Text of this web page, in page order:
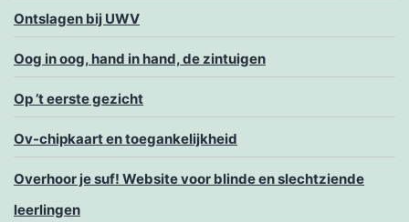
Ontslagen bij UWV
Oog in oog, hand in hand, de zintuigen
Op ’t eerste gezicht
Ov-chipkaart en toegankelijkheid
Overhoor je suf! Website voor blinde en slechtziende
leerlingen